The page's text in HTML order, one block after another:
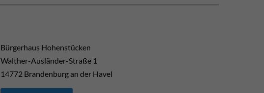
Bürgerhaus Hohenstücken
Walther-Ausländer-Straße 1
14772 Brandenburg an der Havel